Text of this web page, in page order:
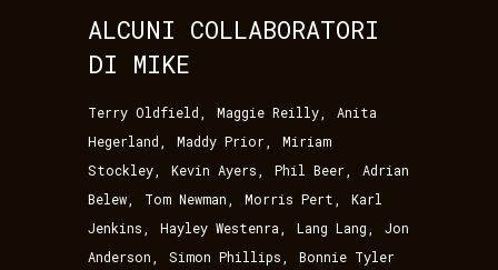
ALCUNI COLLABORATORI
DI MIKE
Terry Oldfield, Maggie Reilly,
Anita
Hegerland, Maddy Prior, Miriam
Stockley, Kevin Ayers, Phil Beer,
Adrian
Belew, Tom Newman, Morris Pert, Karl
Jenkins, Hayley Westenra, Lang Lang, Jon
Anderson, Simon Phillips, Bonnie Tyler